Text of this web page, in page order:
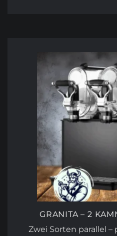
GRANITA – 2
Zwei Sorten parallel